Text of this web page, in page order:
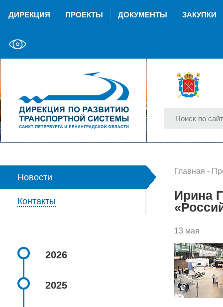
ДИРЕКЦИЯ ПРОЕКТЫ ДОКУМЕНТЫ ЗАКУПКИ
Новости
Контакты
2026
2025
Главная -
Ирина
13 мая